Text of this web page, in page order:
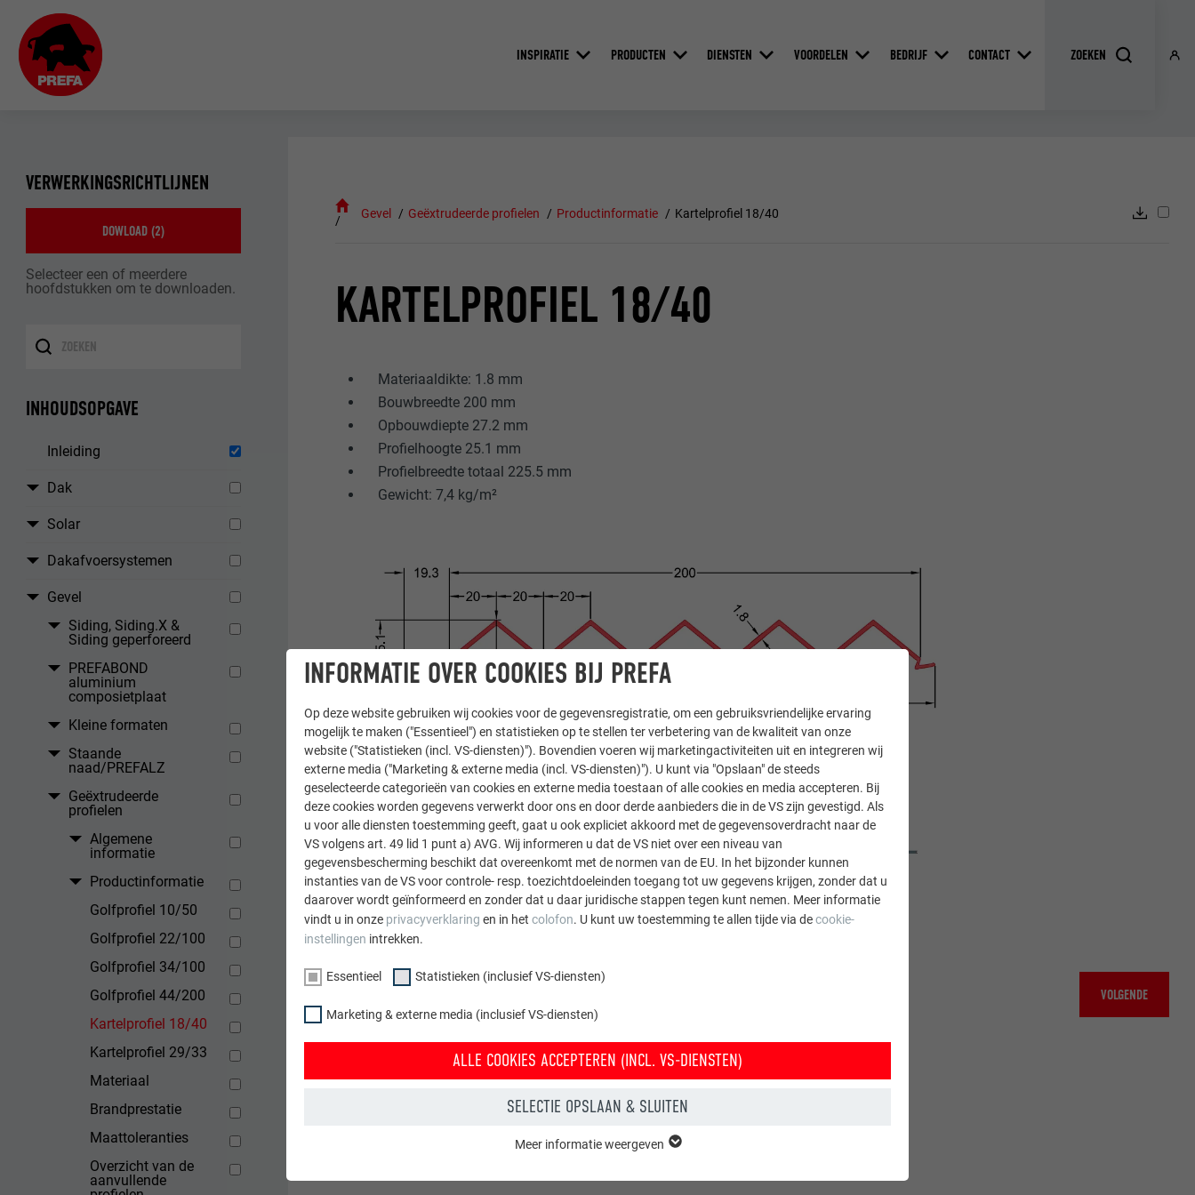
INSPIRATIE PRODUCTEN DIENSTEN VOORDELEN BEDRIJF CONTACT
VERWERKINGSRICHTLIJNEN
DOWLOAD (2)
Selecteer een of meerdere
hoofdstukken om te downloaden.
INHOUDSOPGAVE
Inleiding
Dak
Solar
Dakafvoersystemen
Gevel
Siding, Siding.X &
Siding geperforeerd
PREFABOND
aluminium
composietplaat
Kleine formaten
Staande
naad/PREFALZ
Geëxtrudeerde
profielen
Algemene
informatie
Productinformatie
Golfprofiel 10/50
Golfprofiel 22/100
Golfprofiel 34/100
Golfprofiel 44/200
Kartelprofiel 18/40
Kartelprofiel 29/33
Materiaal
Brandprestatie
Maattoleranties
Overzicht van de
aanvullende
Gevel Geëxtrudeerde profielen Productinformatie Kartelprofiel 18/40
KARTELPROFIEL 18/40
Materiaaldikte: 1.8 mm
Bouwbreedte 200 mm
Opbouwdiepte 27.2 mm
Profielhoogte 25.1 mm
Profielbreedte totaal 225.5 mm
Gewicht: 7,4 kg/m²
VOLGENDE
INFORMATIE OVER COOKIES BIJ PREFA
Op deze website gebruiken wij cookies voor de gegevensregistratie, om een gebruiksvriendelijke ervaring
mogelijk te maken ("Essentieel") en statistieken op te stellen ter verbetering van de kwaliteit van onze
website ("Statistieken (incl. VS-diensten)"). Bovendien voeren wij marketingactiviteiten uit en integreren wij
externe media ("Marketing & externe media (incl. VS-diensten)"). U kunt via "Opslaan" de steeds
geselecteerde categorieën van cookies en externe media toestaan of alle cookies en media accepteren. Bij
deze cookies worden gegevens verwerkt door ons en door derde aanbieders die in de VS zijn gevestigd. Als
u voor alle diensten toestemming geeft, gaat u ook expliciet akkoord met de gegevensoverdracht naar de
VS volgens art. 49 lid 1 punt a) AVG. Wij informeren u dat de VS niet over een niveau van
gegevensbescherming beschikt dat overeenkomt met de normen van de EU. In het bijzonder kunnen
instanties van de VS voor controle- resp. toezichtdoeleinden toegang tot uw gegevens krijgen, zonder dat u
daarover wordt geïnformeerd en zonder dat u daar juridische stappen tegen kunt nemen. Meer informatie
vindt u in onze privacyverklaring en in het colofon. U kunt uw toestemming te allen tijde via decookie-
instellingen intrekken.
Essentieel Statistieken (inclusief VS-diensten)
Marketing & externe media (inclusief VS-diensten)
ALLE COOKIES ACCEPTEREN (INCL. VS-DIENSTEN)
SELECTIE OPSLAAN & SLUITEN
Meer informatie weergeven